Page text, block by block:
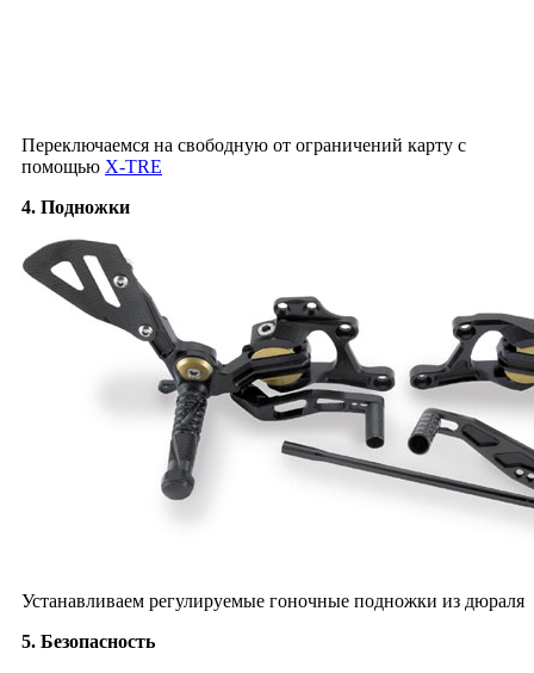
Переключаемся на свободную от ограничений карту с
помощью X-TRE
4. Подножки
Устанавливаем регулируемые гоночные подножки из дюраля
5. Безопасность